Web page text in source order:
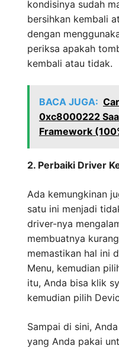
kondisinya sudah
bersihkan kembali
dengan
periksa apakah
kembali atau tidak.
BACA JUGA:
0xc8000222
Framework
2. Perbaiki Driver
Ada kemungkinan
satu ini menjadi
driver-nya
membuatnya
memastikan hal ini
Menu, kemudian
itu, Anda bisa klik
kemudian pilih
Sampai di sini,
yang Anda pakai